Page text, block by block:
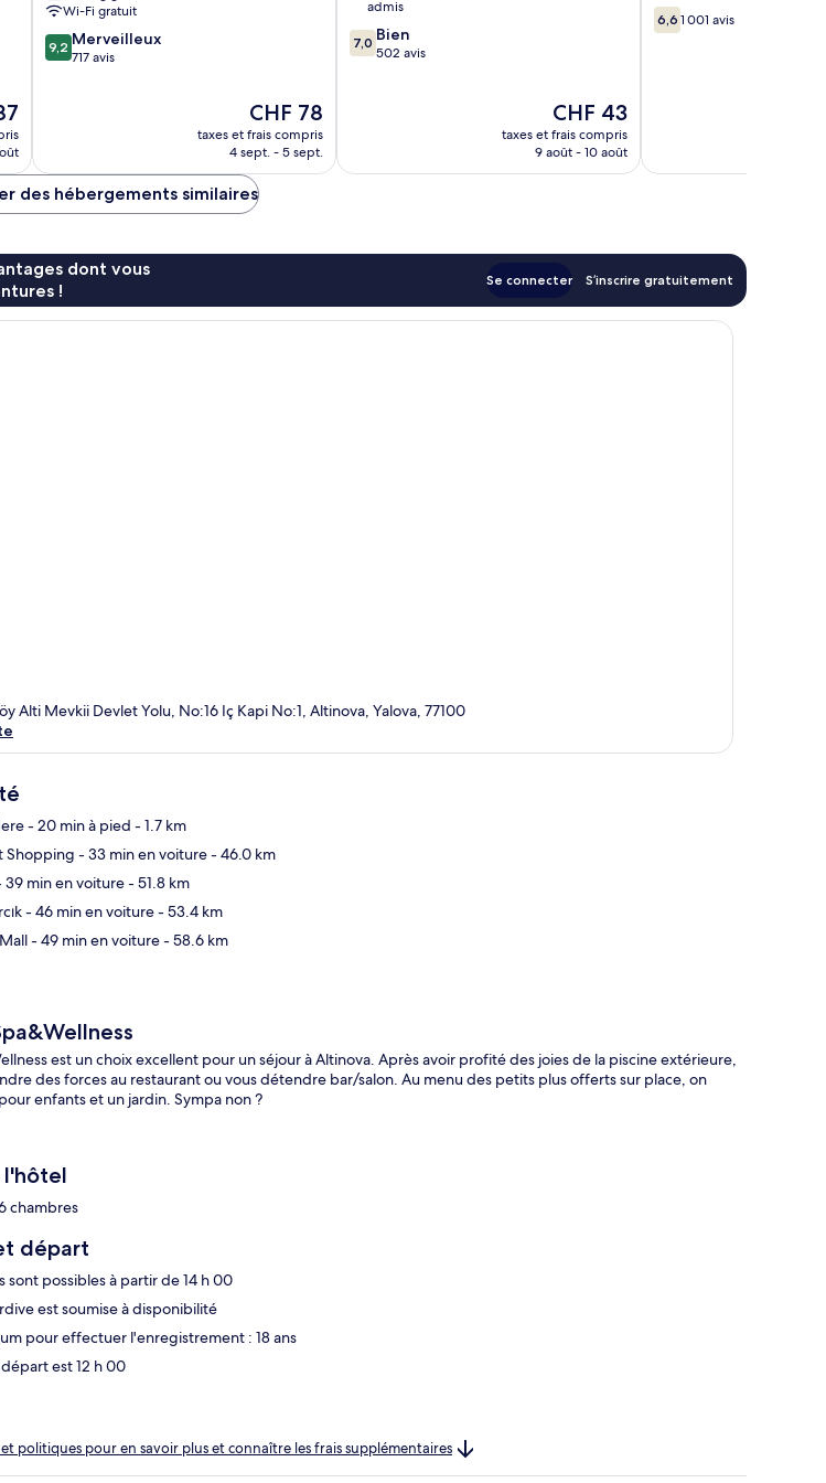
Pendik
Wi-Fi gratuit
9.2
sur
9,2 Merveilleux
717 avis
Le
nouveau
prix
de
CHF 78
CHF 78
taxes et frais compris
4 sept. - 5 sept.
admis
7.0
sur
7,0 Bien
502 avis
Le
nouveau
prix
CHF 43
taxes et frais compris
9 août - 10 août
6.6
sur
6,6 1 001 avis
des hébergements similaires
dont vous
!
Se connecter S’inscrire gratuitement
Alti Mevkii Devlet Yolu, No:16 Iç Kapi No:1, Altinova, Yalova, 77100
- 20 min à pied - 1.7 km
Shopping - 33 min en voiture- 46.0 km
39 min en voiture- 51.8 km
- 46 min en voiture- 53.4 km
- 49 min en voiture- 58.6 km
est un choix excellent pour un séjour à Altinova. Après avoir profité des joies de la piscine extérieure,
des forces au restaurant ou vous détendre bar/salon. Au menu des petits plus offerts sur place, on
enfants et un jardin. Sympa non ?
l'hôtel
chambres
départ
sont possibles à partir de 14 h 00
est soumise à disponibilité
pour effectuer l'enregistrement : 18 ans
est 12 h 00
politiques pour en savoir plus et connaître les frais supplémentaires